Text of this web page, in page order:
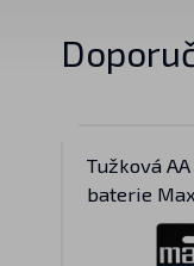
Tužková
baterie